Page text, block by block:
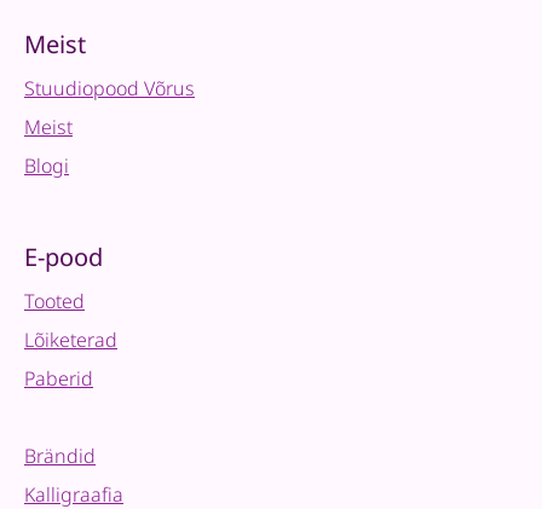
Meist
Stuudiopood Võrus
Meist
Blogi
E-pood
Tooted
Lõiketerad
Paberid
Brändid
Kalligraafia